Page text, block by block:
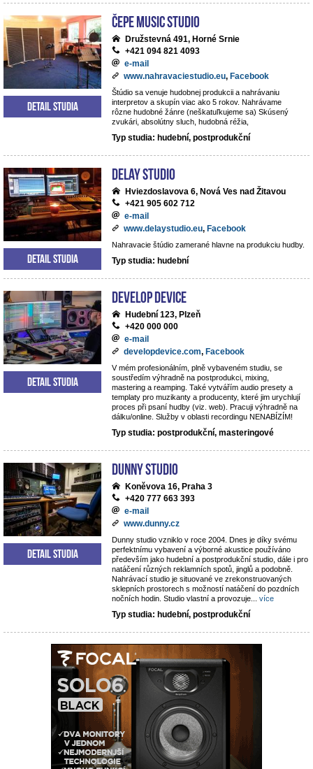
ČePE MUSIC Studio
Družstevná 491, Horné Srnie
+421 094 821 4093
e-mail
www.nahravaciestudio.eu, Facebook
Štúdio sa venuje hudobnej produkcii a nahrávaniu
interpretov a skupín viac ako 5 rokov. Nahrávame
rôzne hudobné žánre (neškatuľkujeme sa) Skúsený
zvukári, absolútny sluch, hudobná réžia,
Typ studia: hudební, postprodukční
Detail studia
DeLay studio
Hviezdoslavova 6, Nová Ves nad Žitavou
+421 905 602 712
e-mail
www.delaystudio.eu, Facebook
Nahravacie štúdio zamerané hlavne na produkciu hudby.
Typ studia: hudební
Detail studia
Develop Device
Hudební 123, Plzeň
+420 000 000
e-mail
developdevice.com, Facebook
V mém profesionálním, plně vybaveném studiu, se
soustředím výhradně na postprodukci, mixing,
mastering a reamping. Také vytvářím audio presety a
templaty pro muzikanty a producenty, které jim urychlují
proces při psaní hudby (viz. web). Pracuji výhradně na
dálku/online. Služby v oblasti recordingu NENABÍZÍM!
Typ studia: postprodukční, masteringové
Detail studia
Dunny studio
Koněvova 16, Praha 3
+420 777 663 393
e-mail
www.dunny.cz
Dunny studio vzniklo v roce 2004. Dnes je díky svému
perfektnímu vybavení a výborné akustice používáno
především jako hudební a postprodukční studio, dále i pro
natáčení různých reklamních spotů, jinglů a podobně.
Nahrávací studio je situované ve zrekonstruovaných
sklepních prostorech s možností natáčení do pozdních
nočních hodin. Studio vlastní a provozuje
více
Typ studia: hudební, postprodukční
Detail studia